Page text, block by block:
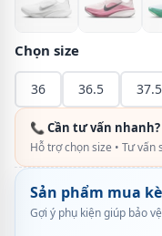
Chọn size
36 36.5 37.5
📞 Cần tư vấn nhanh?
Hỗ trợ chọn size • Tư vấn
Sản phẩm mua
Gợi ý phụ kiện giúp bảo